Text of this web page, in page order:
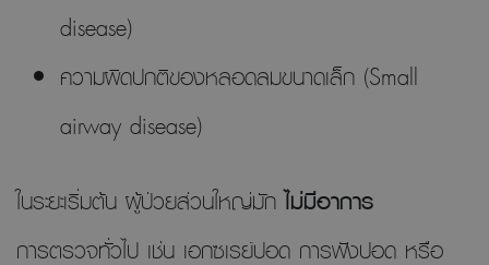
disease)
ความผิดปกติของหลอดลมขนาดเล็ก (Small
airway disease)
ในระยะเริ่มต้น ผู้ป่วยส่วนใหญ่มักไม่มีอาการ
การตรวจทั่วไป เช่น เอกซเรย์ปอด การฟังปอด หรือ